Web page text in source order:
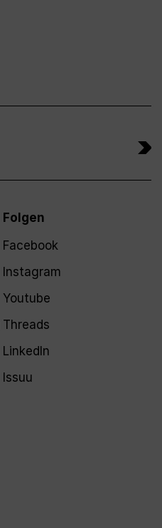
Folgen
Facebook
Instagram
Youtube
Threads
LinkedIn
Issuu